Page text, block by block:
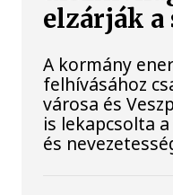
elzárják
A kormány
felhívásához
városa és
is lekapcsolta
és